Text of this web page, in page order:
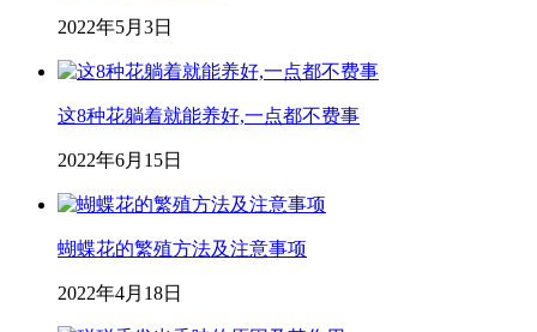
2022年5月3日
这8种花躺着就能养好,一点都不费事
2022年6月15日
蝴蝶花的繁殖方法及注意事项
2022年4月18日